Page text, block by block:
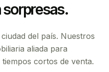
sorpresas.
del país. Nuestros
aliada para
cortos de venta.